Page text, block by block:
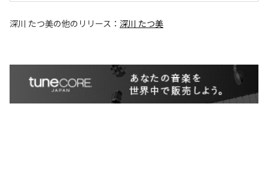
深川 たつ美の他のリリース： 深川 たつ美